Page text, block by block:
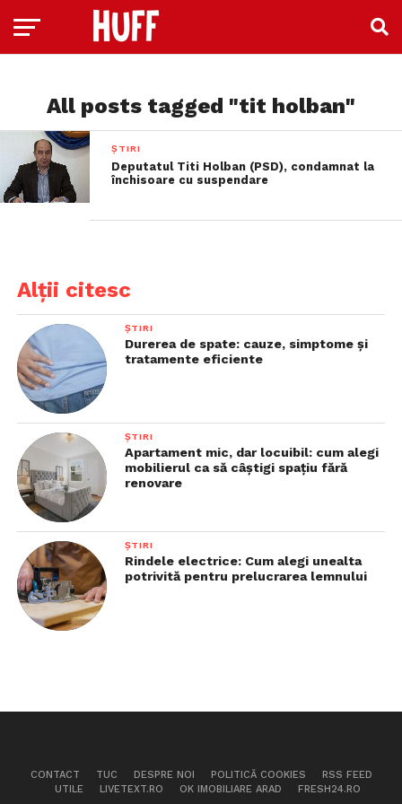
All posts tagged "tit holban"
ȘTIRI
Deputatul Titi Holban (PSD), condamnat la
închisoare cu suspendare
Alții citesc
ȘTIRI
Durerea de spate: cauze, simptome și
tratamente eficiente
ȘTIRI
Apartament mic, dar locuibil: cum alegi
mobilierul ca să câștigi spațiu fără
renovare
ȘTIRI
Rindele electrice: Cum alegi unealta
potrivită pentru prelucrarea lemnului
CONTACT TUC DESPRE NOI POLITICĂ COOKIES
RSS FEED
UTILE
LIVETEXT.RO OK IMOBILIARE ARAD FRESH24.RO